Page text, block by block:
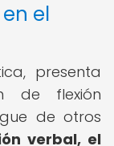
el
presenta
de flexión
de otros
verbal, el